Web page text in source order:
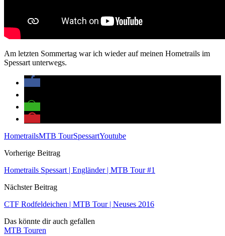
Am letzten Sommertag war ich wieder auf meinen Hometrails im
Spessart unterwegs.
HometrailsMTB TourSpessartYoutube
Vorherige Beitrag
Hometrails Spessart | Engländer | MTB Tour #1
Nächster Beitrag
CTF Rodfeldeichen | MTB Tour | Neuses 2016
Das könnte dir auch gefallen
MTB Touren